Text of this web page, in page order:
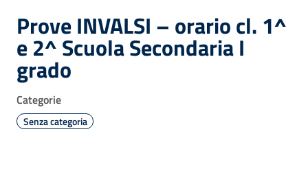
Prove INVALSI – orario cl. 1^
e 2^ Scuola Secondaria I
grado
Categorie
Senza categoria